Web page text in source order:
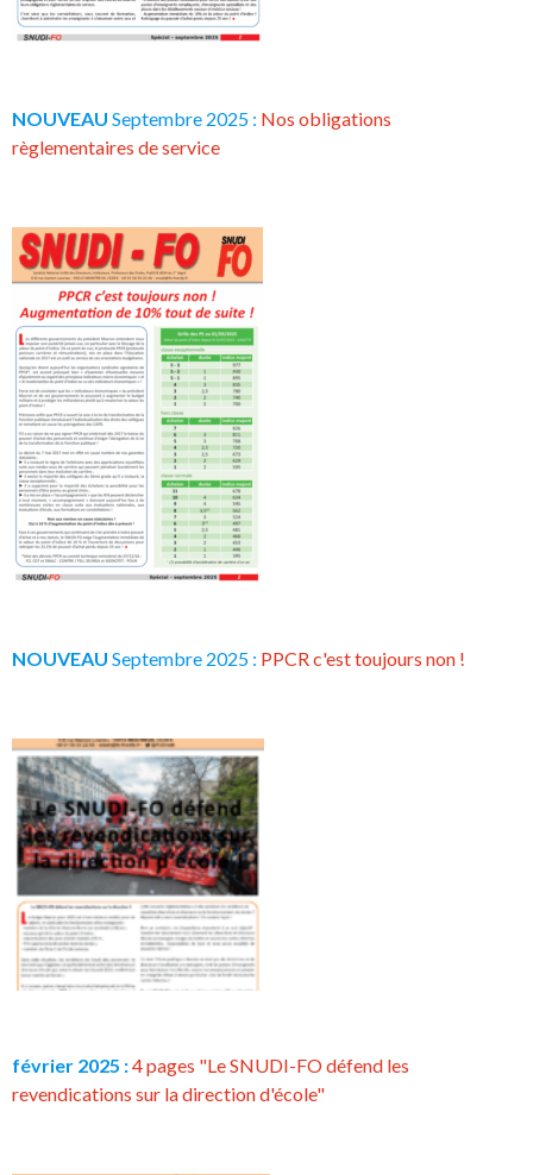
NOUVEAU Septembre 2025 : Nos obligations
règlementaires de service
NOUVEAU Septembre 2025 : PPCR c'est toujours non !
février 2025 :4 pages "Le SNUDI-FO défend les
revendications sur la direction d'école"